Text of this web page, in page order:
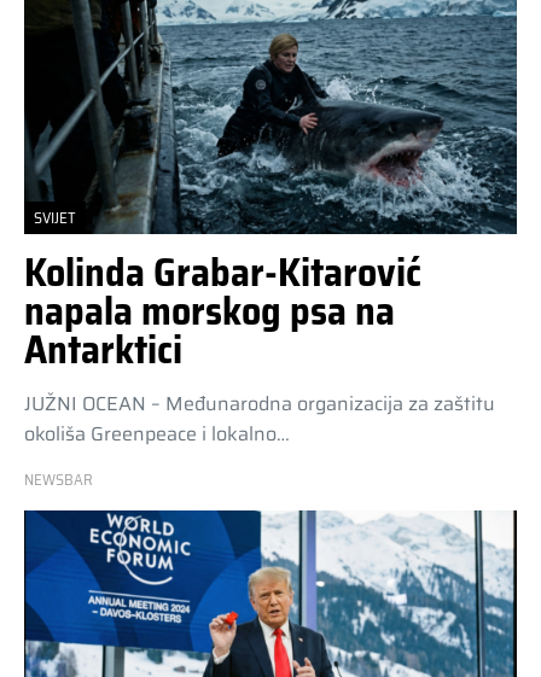
SVIJET
Kolinda Grabar-Kitarović
napala morskog psa na
Antarktici
JUŽNI OCEAN – Međunarodna organizacija za zaštitu
okoliša Greenpeace i lokalno…
NEWSBAR